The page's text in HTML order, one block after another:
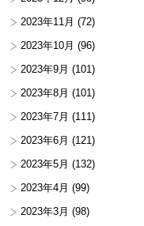
2023年11月 (72)
2023年10月 (96)
2023年9月 (101)
2023年8月 (101)
2023年7月 (111)
2023年6月 (121)
2023年5月 (132)
2023年4月 (99)
2023年3月 (98)